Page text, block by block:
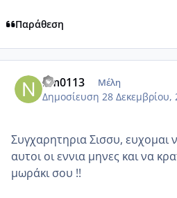
Παράθεση
nm0113 Μέλη
Δημοσίευση 28 Δεκεμβρίου,
Συγχαρητηρια Σισσυ,
αυτοι οι εννια μηνες και να
μωράκι σου !!